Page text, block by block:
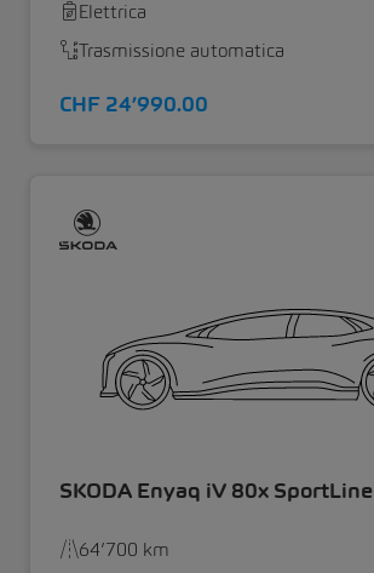
Elettrica
Trasmissione automatica
CHF 24’990.00
SKODA Enyaq iV 80x SportLine
64’700 km